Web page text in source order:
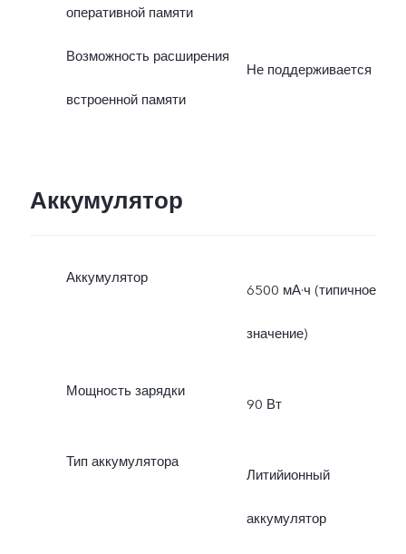
оперативной памяти
Возможность расширения
встроенной памяти
Не поддерживается
Аккумулятор
Аккумулятор
6500 мА·ч (типичное
значение)
Мощность зарядки
90 Вт
Тип аккумулятора
Литийионный
аккумулятор